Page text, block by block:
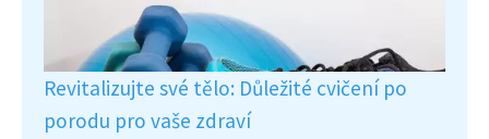
Revitalizujte své tělo: Důležité cvičení po
porodu pro vaše zdraví